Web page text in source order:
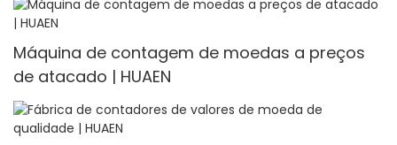
Máquina de contagem de moedas a preços
de atacado | HUAEN